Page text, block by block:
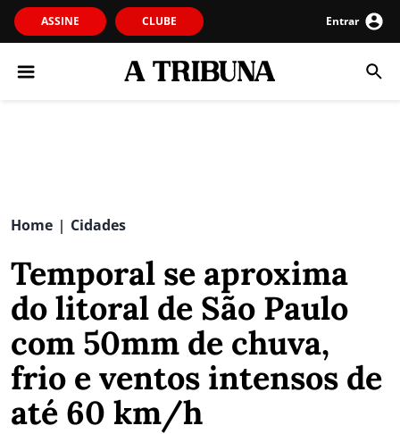
ASSINE CLUBE Entrar
Home | Cidades
Temporal se aproxima
do litoral de São Paulo
com 50mm de chuva,
frio e ventos intensos de
até 60 km/h